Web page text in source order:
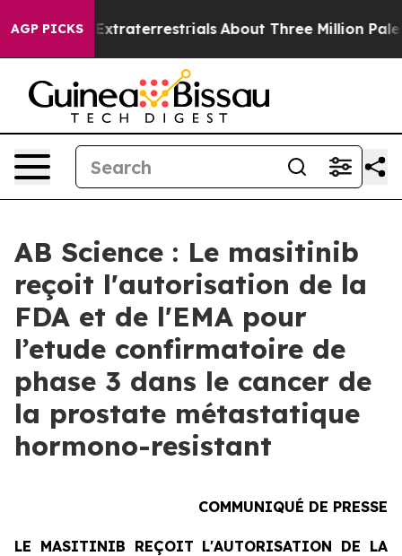
AGP PICKS
Extraterrestrials About Three Million Palestinians
AB Science : Le masitinib
reçoit l'autorisation de la
FDA et de l'EMA pour
l’etude confirmatoire de
phase 3 dans le cancer de
la prostate métastatique
hormono-resistant
COMMUNIQUÉ DE PRESSE
LE MASITINIB REÇOIT L'AUTORISATION DE LA